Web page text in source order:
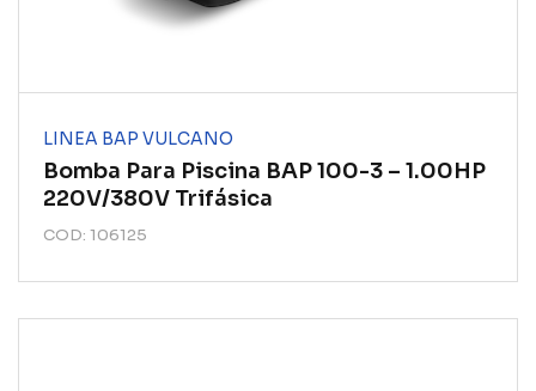
LINEA BAP VULCANO
Bomba Para Piscina BAP 100-3 – 1.00HP
220V/380V Trifásica
COD: 106125